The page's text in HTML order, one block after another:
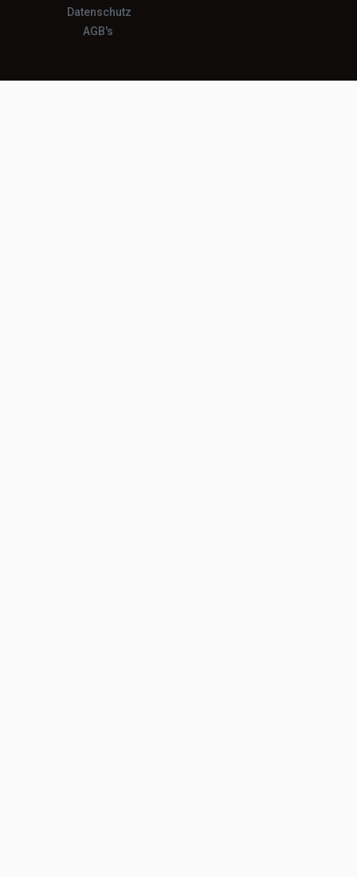
Datenschutz
AGB's